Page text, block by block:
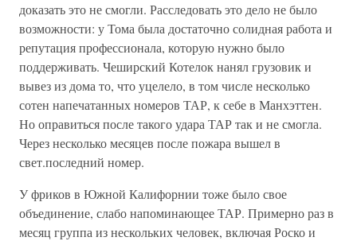
доказать это не смогли. Расследовать это дело не было
возможности: у Тома была достаточно солидная работа и
репутация профессионала, которую нужно было
поддерживать. Чеширский Котелок нанял грузовик и
вывез из дома то, что уцелело, в том числе несколько
сотен напечатанных номеров ТАР, к себе в Манхэттен.
Но оправиться после такого удара ТАР так и не смогла.
Через несколько месяцев после пожара вышел в
свет.последний номер.
У фриков в Южной Калифорнии тоже было свое
объединение, слабо напоминающее ТАР. Примерно раз в
месяц группа из нескольких человек, включая Роско и